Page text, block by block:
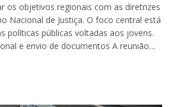
os objetivos regionais com as diretrizes
Nacional de Justiça. O foco central está
políticas públicas voltadas aos jovens.
e envio de documentos A reunião…